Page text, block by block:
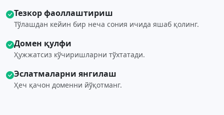
Тезкор фаоллаштириш
Тўлашдан кейин бир неча сония ичида яшаб қолинг.
Домен қулфи
Ҳужжатсиз кўчиришларни тўхтатади.
Эслатмаларни янгилаш
Ҳеч қачон доменни йўқотманг.